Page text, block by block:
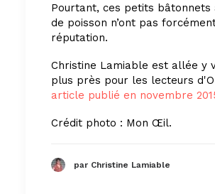
Pourtant, ces petits bâtonnets
de poisson n’ont pas
réputation.
Christine Lamiable est allée y
plus près pour les lecteurs
article publié en novembre
Crédit photo : Mon Œil.
par Christine Lamiable